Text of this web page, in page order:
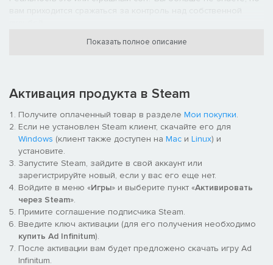
КОШМАРЫ, ВОПЛОТИВШИЕСЯ В ЖИЗНЬ
В вашем сознании реальностью становятся самые
невыразимые ужасы. Чтобы выкарабкаться из смертельных
ловушек и спастись от чудовищных созданий, вам придется
понять каждого встреченного монстра, узнать, как он
появился и что им движет, и разобраться со всеми
головоломками на своем пути. Слепые демоны, которые
слышат каждый ваш шаг, или разломанные марионетки,
крадущиеся во тьме, — за каждым углом вас поджидает то, от
Показать полное описание
Активация продукта в Steam
Получите оплаченный товар в разделе Мои покупки.
Если не установлен Steam клиент, скачайте его для
Windows (клиент также доступен на Mac и Linux) и
установите.
Запустите Steam, зайдите в свой аккаунт или
зарегистрируйте новый, если у вас его еще нет.
Войдите в меню «Игры» и выберите пункт «Активировать
через Steam».
Примите соглашение подписчика Steam.
Введите ключ активации (для его получения необходимо
купить Ad Infinitum).
После активации вам будет предложено скачать игру Ad
Infinitum.